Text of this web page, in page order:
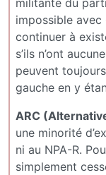
militante du
impossible
continuer à
s’ils n’ont
peuvent
gauche en y
ARC
une minorité
ni au NPA-R.
simplement